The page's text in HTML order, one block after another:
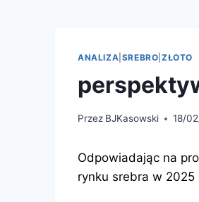
ANALIZA SREBRO ZŁOTO
Przez BJKasowski 18/
Odpowiadając na
rynku srebra w 2025